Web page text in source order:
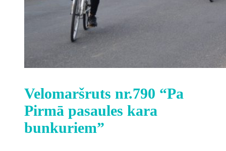
Velomaršruts nr.790 “Pa
Pirmā pasaules kara
bunkuriem”